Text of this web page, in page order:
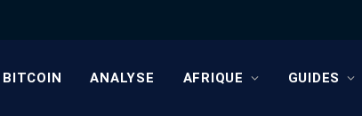
BITCOIN ANALYSE AFRIQUE GUIDES